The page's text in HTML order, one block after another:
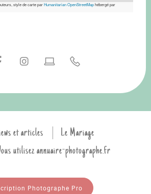
style de carte parHumanitarian OpenStreetMaphébergé par
et articles
Le Mariage
utilisez annuaire-photographe.fr
Photographe Pro